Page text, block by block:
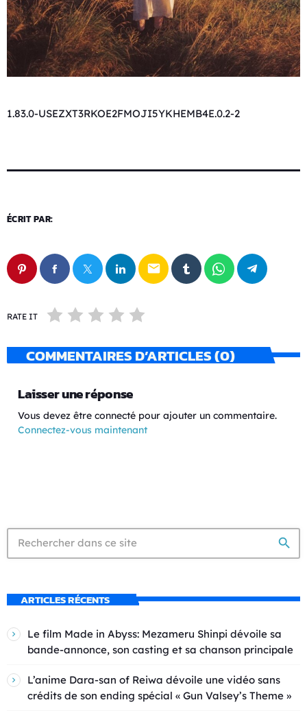
1.83.0-USEZXT3RKOE2FMOJI5YKHEMB4E.0.2-2
ÉCRIT PAR:
email
RATE IT
COMMENTAIRES D’ARTICLES (0)
Laisser une réponse
Vous devez être connecté pour ajouter un commentaire.
Connectez-vous maintenant
search
ARTICLES RÉCENTS
Le film Made in Abyss: Mezameru Shinpi dévoile sa
bande-annonce, son casting et sa chanson principale
L’anime Dara-san of Reiwa dévoile une vidéo sans
crédits de son ending spécial « Gun Valsey’s Theme »